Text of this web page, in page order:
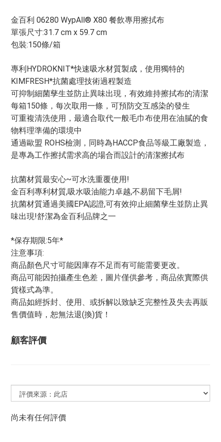
金百利 06280 WypAll® X80 餐飲專用擦拭布
單張尺寸:31.7 cm x 59.7 cm
包裝:150條/箱
專利HYDROKNIT*快速吸水材質製成，使用獨特的
KIMFRESH*抗菌處理技術過程製造
可抑制細菌孳生並防止異味出現，有效維持擦拭布的清潔
每箱150條，每次取用一條，可預防交互感染的發生
可重複清洗使用，最適合取代一般毛巾布使用在油膩的食
物料理準備的環境中
通過歐盟 ROHS檢測，同時為HACCP食品等級工廠製造，
是專為工作擦拭需求高的場合而設計的清潔擦拭布
抗菌材質最安心~可水洗重覆使用!
金百利專利材質,吸水吸油能力卓越,不易留下毛屑!
抗菌材質通過美國EPA認證,可有效抑止細菌孳生並防止異
味出現!舒潔為金百利品牌之一
*保存期限:5年*
注意事項:
商品顏色尺寸可能因庫存不足而有可能需要更改。
商品可能因拍攝產生色差，圖片僅供參考，商品依實際供
貨樣式為準。
商品如經拆封、使用、或拆解以致缺乏完整性及失去再販
售價值時，恕無法退(換)貨！
顧客評價
尚未有任何評價